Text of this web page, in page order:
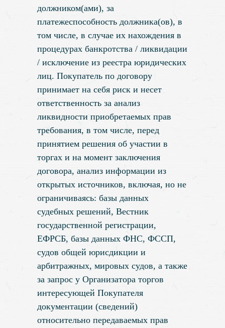
должником(ами), за
платежеспособность должника(ов), в
том числе, в случае их нахождения в
процедурах банкротства / ликвидации
/ исключение из реестра юридических
лиц. Покупатель по договору
принимает на себя риск и несет
ответственность за анализ
ликвидности приобретаемых прав
требования, в том числе, перед
принятием решения об участии в
торгах и на момент заключения
договора, анализ информации из
открытых источников, включая, но не
ограничиваясь: базы данных
судебных решений, Вестник
государственной регистрации,
ЕФРСБ, базы данных ФНС, ФССП,
судов общей юрисдикции и
арбитражных, мировых судов, а также
за запрос у Организатора торгов
интересующей Покупателя
документации (сведений)
относительно передаваемых прав